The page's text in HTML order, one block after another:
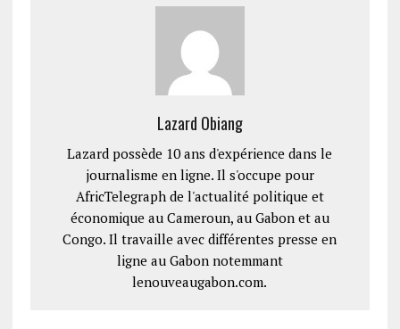
Lazard Obiang
Lazard possède 10 ans d'expérience dans le
journalisme en ligne. Il s'occupe pour
AfricTelegraph de l'actualité politique et
économique au Cameroun, au Gabon et au
Congo. Il travaille avec différentes presse en
ligne au Gabon notemmant
lenouveaugabon.com.